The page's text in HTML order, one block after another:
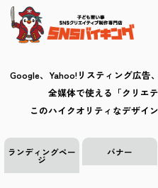
SNSバイキングと
料金
制作の流れ
Google、Yahoo!リスティング広告
全媒体で使える「クリエ
このハイクオリティなデザイ
ランディングペー
ジ
バナー